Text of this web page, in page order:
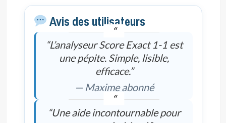
Avis des utilisateurs
“L’analyseur Score Exact 1-1 est
une pépite. Simple, lisible,
efficace.”
— Maxime abonné
“Une aide incontournable pour